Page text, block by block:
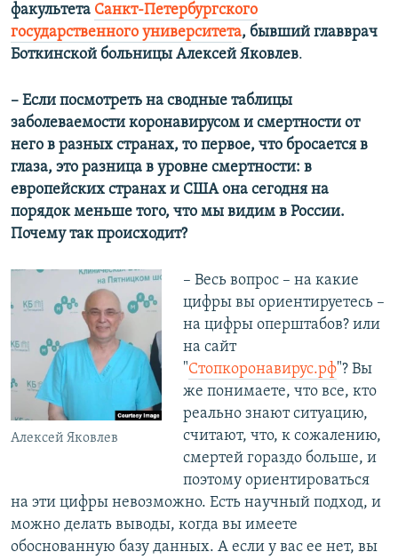
факультета Санкт-Петербургского
государственного университета, бывший главврач
Боткинской больницы Алексей Яковлев.
– Если посмотреть на сводные таблицы
заболеваемости коронавирусом и смертности от
него в разных странах, то первое, что бросается в
глаза, это разница в уровне смертности: в
европейских странах и США она сегодня на
порядок меньше того, что мы видим в России.
Почему так происходит?
Алексей Яковлев
– Весь вопрос – на какие
цифры вы ориентируетесь –
на цифры оперштабов? или
на сайт
"Стопкоронавирус.рф"? Вы
же понимаете, что все, кто
реально знают ситуацию,
считают, что, к сожалению,
смертей гораздо больше, и
поэтому ориентироваться
на эти цифры невозможно. Есть научный подход, и
можно делать выводы, когда вы имеете
обоснованную базу данных. А если у вас ее нет, вы